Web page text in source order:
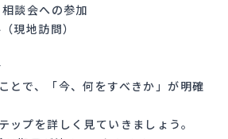
談会への参加
現地訪問）
とで、「今、何をすべきか」が明確
ップを詳しく見ていきましょう。